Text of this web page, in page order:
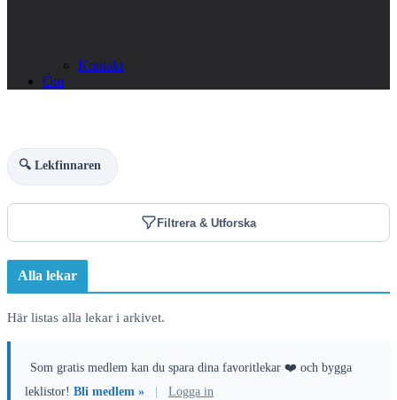
Kontakt
Om
🔍 Lekfinnaren
Filtrera & Utforska
Alla lekar
Här listas alla lekar i arkivet.
Som gratis medlem kan du spara dina favoritlekar ❤️ och bygga
leklistor! Bli medlem » Logga in